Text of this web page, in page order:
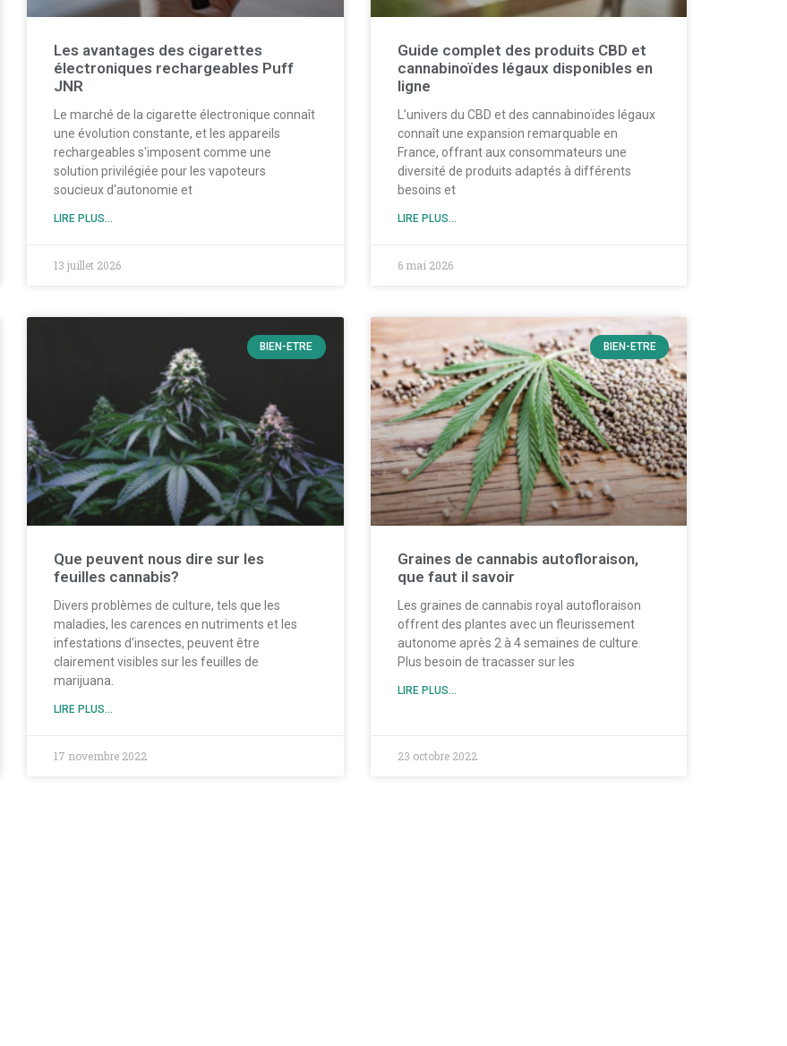
Les avantages des cigarettes
électroniques rechargeables Puff
JNR
Le marché de la cigarette électronique connaît
une évolution constante, et les appareils
rechargeables s'imposent comme une
solution privilégiée pour les vapoteurs
soucieux d'autonomie et
LIRE PLUS...
13 juillet 2026
Guide complet des produits CBD et
cannabinoïdes légaux disponibles en
ligne
L’univers du CBD et des cannabinoïdes légaux
connaît une expansion remarquable en
France, offrant aux consommateurs une
diversité de produits adaptés à différents
besoins et
LIRE PLUS...
6 mai 2026
BIEN-ETRE
Que peuvent nous dire sur les
feuilles cannabis?
Divers problèmes de culture, tels que les
maladies, les carences en nutriments et les
infestations d’insectes, peuvent être
clairement visibles sur les feuilles de
marijuana.
LIRE PLUS...
17 novembre 2022
BIEN-ETRE
Graines de cannabis autofloraison,
que faut il savoir
Les graines de cannabis royal autofloraison
offrent des plantes avec un fleurissement
autonome après 2 à 4 semaines de culture.
Plus besoin de tracasser sur les
LIRE PLUS...
23 octobre 2022